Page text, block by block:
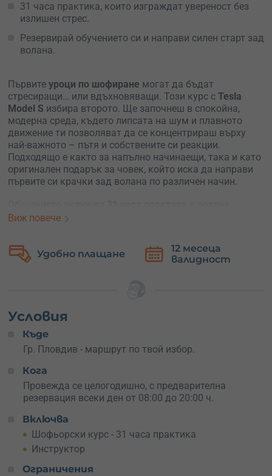
31 часа практика, които изграждат увереност без
излишен стрес.
Резервирай обучението си и направи силен старт зад
волана.
Първите уроци по шофиране могат да бъдат
стресиращи… или вдъхновяващи. Този курс с Tesla
Model S избира второто. Ще започнеш в спокойна,
модерна среда, където липсата на шум и плавното
движение ти позволяват да се концентрираш върху
най-важното – пътя и собствените си реакции.
Подходящо е както за напълно начинаещи, така и като
оригинален подарък за човек, който иска да направи
първите си крачки зад волана по различен начин.
градска среда. Ще преминеш през основните ситуации
започнеш да реагираш по-уверено на пътя.
Това ти помага да се учиш без излишно напрежение и
По време на курса ще имаш постояннаподкрепа от
Ще можеш да задаваш въпроси, да упражняваш
конкретни ситуации и да затвърждаваш уменията си
стъпка по стъпка.
Дай си модерен старт зад волана
преживяване на някой, който тепърва започва. Вземи
ваучер и превърни първите километри в уверен и
запомнящ се опит.
Виж повече
12 месеца
валидност
Безплатна
замяна
Условия
Къде
Гр. Пловдив - маршрут по твой избор.
Кога
Провежда се целогодишно, с предварителна
резервация всеки ден от 08:00 до 20:00 ч.
Включва
Шофьорски курс - 31 часа практика
Инструктор
Ограничения